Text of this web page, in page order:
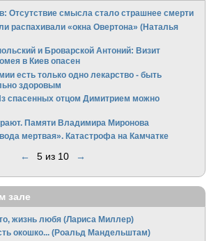
Отсутствие смысла стало страшнее смерти
распахивали «окна Овертона» (Наталья
и Броварской Антоний: Визит
в Киев опасен
есть только одно лекарство - быть
здоровым
спасенных отцом Димитрием можно
Памяти Владимира Миронова
мертвая». Катастрофа на Камчатке
← 5 из 10 →
зале
жизнь любя (Лариса Миллер)
окошко... (Роальд Мандельштам)